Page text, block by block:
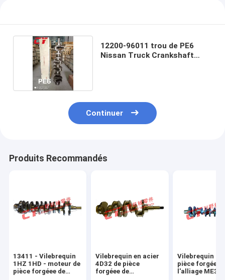
12200-96011 trou de PE6
Nissan Truck Crankshaft
Continuer
Produits Recommandés
13411 - Vilebrequin
1HZ 1HD - moteur de
pièce forgéee de
Vilebrequin en acier
4D32 de pièce
forgéee de
Vilebrequin
pièce forgéee
l'alliage